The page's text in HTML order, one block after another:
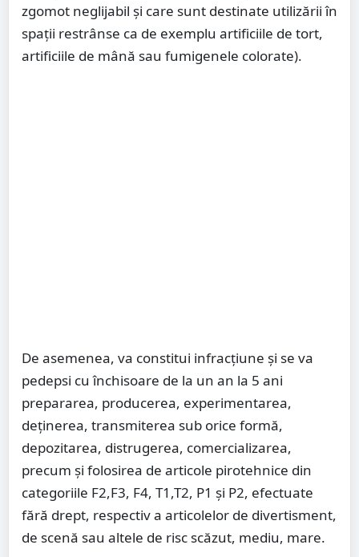
zgomot neglijabil şi care sunt destinate utilizării în
spaţii restrânse ca de exemplu artificiile de tort,
artificiile de mână sau fumigenele colorate).
De asemenea, va constitui infracţiune şi se va
pedepsi cu închisoare de la un an la 5 ani
prepararea, producerea, experimentarea,
deţinerea, transmiterea sub orice formă,
depozitarea, distrugerea, comercializarea,
precum şi folosirea de articole pirotehnice din
categoriile F2,F3, F4, T1,T2, P1 şi P2, efectuate
fără drept, respectiv a articolelor de divertisment,
de scenă sau altele de risc scăzut, mediu, mare.